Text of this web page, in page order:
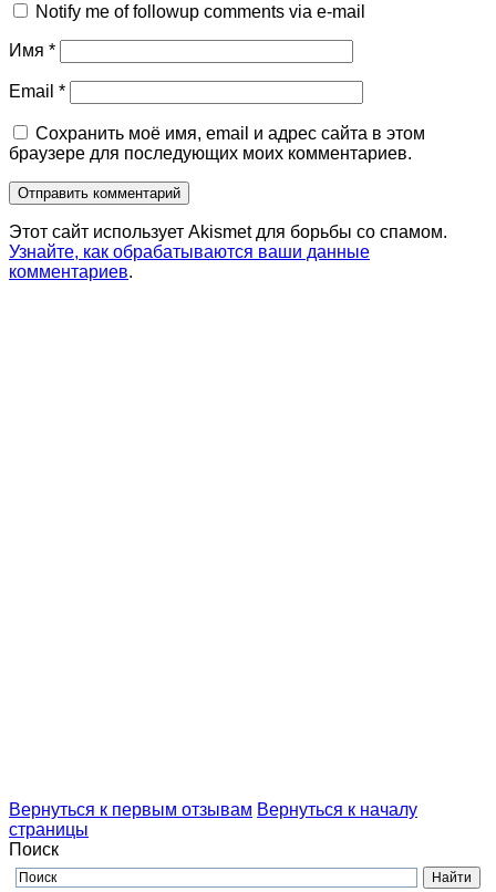
Notify me of followup comments via e-mail
Имя *
Email *
Сохранить моё имя, email и адрес сайта в этом
браузере для последующих моих комментариев.
Этот сайт использует Akismet для борьбы со спамом.
Узнайте, как обрабатываются ваши данные
комментариев.
Вернуться к первым отзывам Вернуться к началу
страницы
Поиск